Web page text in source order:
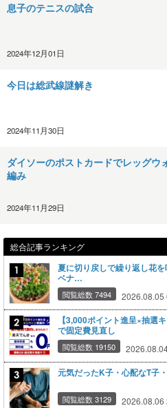
息子のテニスの試合
2024年12月01日
今日は総武線謎解き
2024年11月30日
ダイソーのポストカードでレッグウ
編み
2024年11月29日
総合記事ランキング
夏に切り戻しで繰り返し花
ベナ…
閲覧総数 7494 2026.08.05
【3,000ポイント進呈×抽選
で固定費見直し
閲覧総数 19150
元気だったK子・心配なT子
閲覧総数 3129 2026.08.06